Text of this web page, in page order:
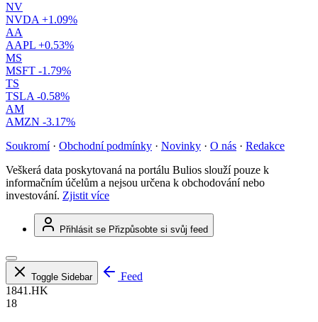
NV
NVDA +1.09%
AA
AAPL +0.53%
MS
MSFT -1.79%
TS
TSLA -0.58%
AM
AMZN -3.17%
Soukromí · Obchodní podmínky · Novinky · O nás · Redakce
Veškerá data poskytovaná na portálu Bulios slouží pouze k
informačním účelům a nejsou určena k obchodování nebo
investování. Zjistit více
Přihlásit se Přizpůsobte si svůj feed
Toggle Sidebar
Feed
1841.HK
18